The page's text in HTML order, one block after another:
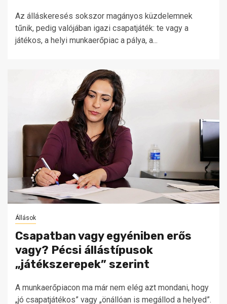
Az álláskeresés sokszor magányos küzdelemnek
tűnik, pedig valójában igazi csapatjáték: te vagy a
játékos, a helyi munkaerőpiac a pálya, a...
Állások
Csapatban vagy egyéniben erős
vagy? Pécsi állástípusok
„játékszerepek” szerint
A munkaerőpiacon ma már nem elég azt mondani, hogy
„jó csapatjátékos” vagy „önállóan is megállod a helyed”.